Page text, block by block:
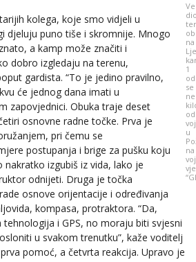
na
1
se
od
u
na
kolega, koje smo vidjeli u
djeluju puno tiše i skromnije. Mnogo
a kamp može značiti i
dobro izgledaju na terenu,
gardista. “To je jedino pravilno,
će jednog dana imati u
zapovjednici. Obuka traje deset
osnovne radne točke. Prva je
pri čemu se
postupanja i brige za pušku koju
nakratko izgubiš iz vida, lako je
odnijeti. Druga je točka
osnove orijentacije i određivanja
kompasa, protraktora. “Da,
i GPS, no moraju biti svjesni
u svakom trenutku”, kaže voditelj
pomoć, a četvrta reakcija. Upravo je